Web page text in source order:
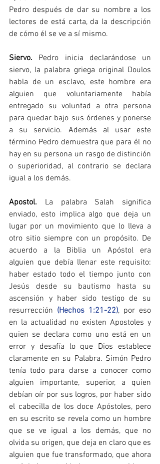
Pedro después de dar su nombre a los
lectores de está carta, da la descripción
de cómo él se ve a sí mismo.
Siervo​. Pedro inicia declarándose un
siervo, la palabra griega original Doulos
habla de un esclavo, este hombre era
alguien que voluntariamente había
entregado su voluntad a otra persona
para quedar bajo sus órdenes y ponerse
a su servicio. Además al usar este
término Pedro demuestra que para él no
hay en su persona un rasgo de distinción
o superioridad, al contrario se declara
igual a los demás.
Apostol​. La palabra Salah significa
enviado, esto implica algo que deja un
lugar por un movimiento que lo lleva a
otro sitio siempre con un propósito. De
acuerdo a la Biblia un Apóstol era
alguien que debía llenar este requisito:
haber estado todo el tiempo junto con
Jesús desde su bautismo hasta su
ascensión y haber sido testigo de su
resurrección (Hechos 1:21-22), por eso
en la actualidad no existen Apostoles y
quien se declara como uno está en un
error y desafía lo que Dios establece
claramente en su Palabra. Simón Pedro
tenía todo para darse a conocer como
alguien importante, superior, a quien
debían oír por sus logros, por haber sido
el cabecilla de los doce Apóstoles, pero
en su escrito se revela como un hombre
que se ve igual a los demás, que no
olvida su origen, que deja en claro que es
alguien que fue transformado, que ahora